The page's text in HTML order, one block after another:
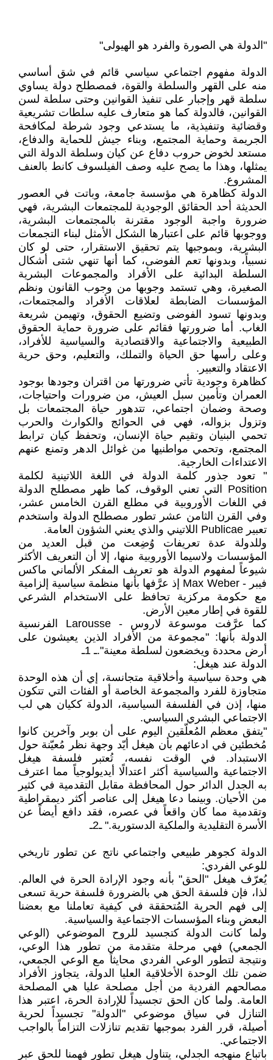
"الدولة هي الصورة والفرد هو الهيولى"
الدولة مفهوم اجتماعي سياسي قائم في شق أساسي
منه على القهر والسلطة والقوة، فمصطلح دولة يساوي
سلطة قهر وإجبار على تنفيذ القوانين وحتى سلطة لسن
القوانين، فالدولة كما هو متعارف عليه سلطات تشريعية
وقضائية وتنفيذية، ما يستدعي وجود شرطة لمكافحة
الجريمة وحماية المجتمع، وبناء جيش للحماية والدفاع،
مستعد لخوض حروب دفاع عن كيان وسلطة الدولة التي
يمثلها، وهذا ما يصح عليه وصف الفيلسوف كانط بالعنف
المشروع.
الدولة كظاهرة هي مؤسسة جامعة، وباتت في العصور
الحديثة أحد الحقائق الوجودية للمجتمعات البشرية، فهي
ضرورة واجبة الوجود مقترنة بالمجتمعات البشرية،
ووجوبها قائم على اعتبارها الشكل الأمثل لبناء التجمعات
البشرية، وبموجبها يتم تحقيق الاستقرار، حتى لو كان
نسبياً، وبدونها تعم الفوضى، كما أنها تنهي شتى أشكال
السلطة البدائية على الأفراد والمجموعات البشرية
الصغيرة، وهي تستمد وجوبها من وجوب القانون ونظم
المؤسسات الضابطة لعلاقات الأفراد والمجتمعات،
وبدونها تسود الفوضى وتضيع الحقوق، وتهيمن شريعة
الغاب. أما ضرورتها فقائم على ضرورة حماية الحقوق
الطبيعية والاجتماعية والاقتصادية والسياسية للأفراد،
وعلى رأسها حق الحياة والتملك، والتعليم، وحق حرية
الاعتقاد والتعبير.
كظاهرة وجودية تأتي ضرورتها من اقتران وجودها بوجود
العمران وتأمين سبل العيش، من ضرورات واحتياجات،
وصحة وضمان اجتماعي، تتدهور حياة المجتمعات بل
وتزول بزواله، فهي في الحوائج والكوارث والحرب
تحمي البنيان وتقيم حياة الإنسان، وتحفظ كيان ترابط
المجتمع، وتحمي مواطنيها من غوائل الدهر وتمنع عنهم
الاعتداءات الخارجية.
" تعود جذور كلمة الدولة في اللغة اللاتينية لكلمة
Position التي تعني الوقوف، كما ظهر مصطلح الدولة
في اللغات الأوروبية في مطلع القرن الخامس عشر،
وفي القرن الثامن عشر تطور مصطلح الدولة واستخدم
تعبير Publicae اللاتيني والذي يعني الشؤون العامة.
وللدولة عدة تعريفات وُضِعت من قبل العديد من
المؤسسات ولاسيما الأوروبية منها، إلا أن التعريف الأكثر
شيوعاً لمفهوم الدولة هو تعريف المفكر الألماني ماكس
فيبر - Max Weber إذ عرَّفها بأنها منظمة سياسية إلزامية
مع حكومة مركزية تحافظ على الاستخدام الشرعي
للقوة في إطار معين الأرض.
كما عرَّفت موسوعة لاروس - Larousse الفرنسية
الدولة بأنها: "مجموعة من الأفراد الذين يعيشون على
أرض محددة ويخضعون لسلطة معينة".ـ 1ـ
الدولة عند هيغل:
هي وحدة سياسية وأخلاقية متجانسة، إي أن هذه الوحدة
متجاوزة للفرد والمجموعة الخاصة أو الفئات التي تتكون
منها، إذن في الفلسفة السياسية، الدولة ككيان هي لب
الاجتماعي البشري السياسي.
"يتفق معظم المُعلّقين اليوم على أن بوبر وآخرين كانوا
مُخطئين في ادعائهم بأن هيغل أيّد وجهة نظر مُعيّنة حول
الاستبداد. في الوقت نفسه، تُعتبر فلسفة هيغل
الاجتماعية والسياسية أكثر اعتدالًا أيديولوجياً مما اعترف
به الجدل الدائر حول المحافظة مقابل التقدمية في كثير
من الأحيان. وبينما دعا هيغل إلى عناصر أكثر ديمقراطية
وتقدمية مما كان واقعاً في عصره، فقد دافع أيضاً عن
الأسرة التقليدية والملكية الدستورية." ـ2ـ
الدولة كجوهر طبيعي واجتماعي ناتج عن تطور تاريخي
للوعي الفردي:
يُعرّف هيغل "الحق" بأنه وجود الإرادة الحرة في العالم.
لذا، فإن فلسفة الحق هي بالضرورة فلسفة حرية تسعى
إلى فهم الحرية المُتحققة في كيفية تعاملنا مع بعضنا
البعض وبناء المؤسسات الاجتماعية والسياسية.
ولما كانت الدولة كتجسيد للروح الموضوعي (الوعي
الجمعي) فهي مرحلة متقدمة من تطور هذا الوعي،
ونتيجة لتطور الوعي الفردي محايثاً مع الوعي الجمعي،
ضمن تلك الوحدة الأخلاقية العليا الدولة، يتجاوز الأفراد
مصالحهم الفردية من أجل مصلحة عليا هي المصلحة
العامة. ولما كان الحق تجسيداً للإرادة الحرة، اعتبر هذا
التنازل في سياق موضوعي "الدولة" تجسيداً لحرية
أصيلة، قرر الفرد بموجبها تقديم تنازلات التزاماً بالواجب
الاجتماعي.
باتباع منهجه الجدلي، يتناول هيغل تطور فهمنا للحق عبر